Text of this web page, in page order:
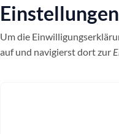
Um die
auf und navigierst dort zur